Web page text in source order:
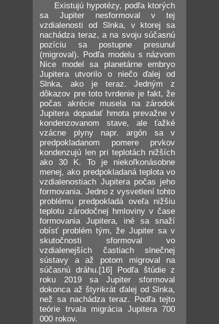
Existujú hypotézy, podľa ktorých
sa Jupiter nesformoval v tej
vzdialenosti od Slnka, v ktorej sa
nachádza teraz, a na svoju súčasnú
pozíciu sa postupne presunul
(migroval). Podľa modelu s názvom
Nice model sa planetárne embryo
Jupitera utvorilo o niečo ďalej od
Slnka, ako je teraz. Jedným z
dôkazov pre toto tvrdenie je fakt, že
počas akrécie musela na zárodok
Jupitera dopadať hmota prevažne v
kondenzovanom stave, ale ťažké
vzácne plyny napr. argón sa v
predpokladanom pomere prvkov
kondenzujú len pri teplotách nižších
ako 30 K. To je niekoľkonásobne
menej, ako predpokladaná teplota vo
vzdialenostiach Jupitera počas jeho
formovania. Jedno z vysvetlení tohto
problému predpokladá oveľa nižšiu
teplotu zárodočnej hmloviny v čase
formovania Jupitera, iné sa snaží
obísť problém tým, že Jupiter sa v
skutočnosti sformoval vo
vzdialenejších častiach slnečnej
sústavy a až potom migroval na
súčasnú dráhu.[16] Podľa štúdie z
roku 2019 sa Jupiter sformoval
dokonca až štyrikrát ďalej od Slnka,
než sa nachádza teraz. Podľa tejto
teórie trvala migrácia Jupitera 700
000 rokov.